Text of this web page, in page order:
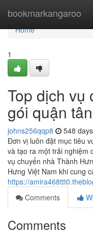
bookmarkangaroo
Home
Home
1
Top dịch vụ
gói quận
johns256qqp8 548
Đơn vị luôn đặt mục tiêu
và tạo ra một trải nghiệm
vụ chuyển nhà Thành
Hưng Việt Nam khi cung
https://
Comments
Comments